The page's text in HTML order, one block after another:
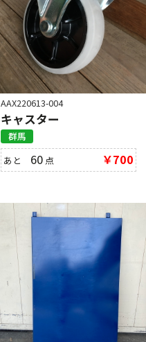
AAX220613-004
キャスター
群馬
あと 60 点 ￥700